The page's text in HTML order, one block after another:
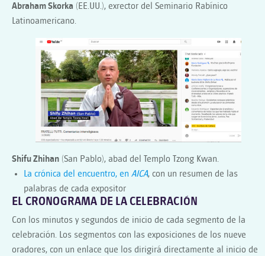
Abraham Skorka (EE.UU.), exrector del Seminario Rabínico
Latinoamericano.
Shifu Zhihan (San Pablo), abad del Templo Tzong Kwan.
La crónica del encuentro, en AICA, con un resumen de las
palabras de cada expositor
EL CRONOGRAMA DE LA CELEBRACIÓN
Con los minutos y segundos de inicio de cada segmento de la
celebración. Los segmentos con las exposiciones de los nueve
oradores, con un enlace que los dirigirá directamente al inicio de